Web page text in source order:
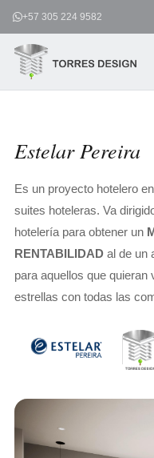
contenido
+57 305 224 9582
Estelar Pereira
Es un proyecto hotelero
suites hoteleras. Va
hotelería para obtener un
RENTABILIDAD al de un
para aquellos que quieran
estrellas con todas las